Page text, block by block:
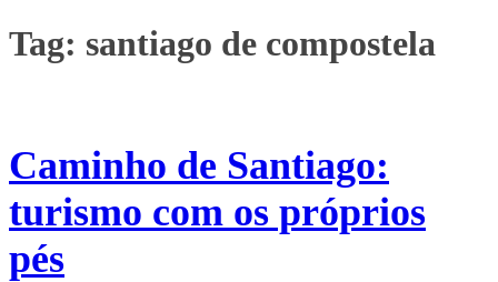
Tag: santiago de compostela
Caminho de Santiago:
turismo com os próprios
pés